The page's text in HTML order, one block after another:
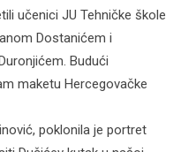
učenici JU Tehničke škole
Dostanićem i
Budući
maketu Hercegovačke
poklonila je portret